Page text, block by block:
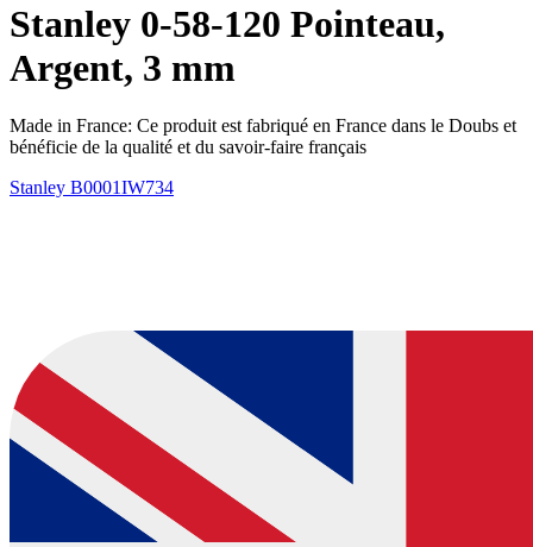
Stanley 0-58-120 Pointeau,
Argent, 3 mm
Made in France: Ce produit est fabriqué en France dans le Doubs et
bénéficie de la qualité et du savoir-faire français
Stanley B0001IW734